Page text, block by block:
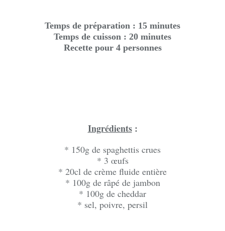
Temps de préparation : 15 minutes
Temps de cuisson : 20 minutes
Recette pour 4 personnes
Ingrédients:
* 150g de spaghettis crues
* 3 œufs
* 20cl de crème fluide entière
* 100g de râpé de jambon
* 100g de cheddar
* sel, poivre, persil